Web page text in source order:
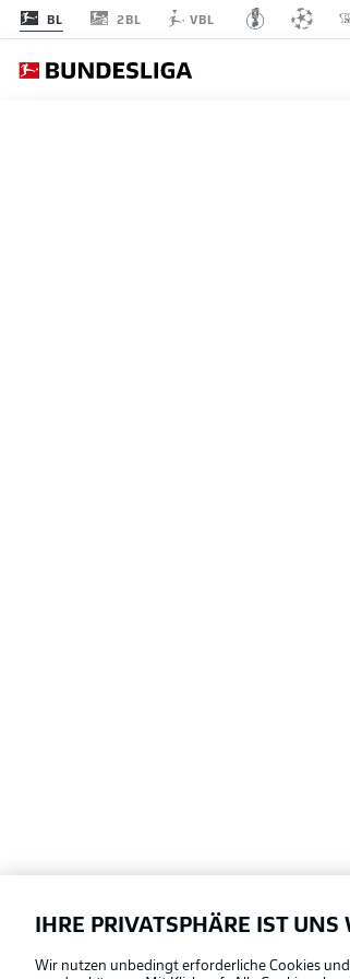
BL 2BL VBL
Football as it's meant to be
IHRE PRIVATSPHÄRE IST UNS
Wir nutzen unbedingt erforderliche Cookies